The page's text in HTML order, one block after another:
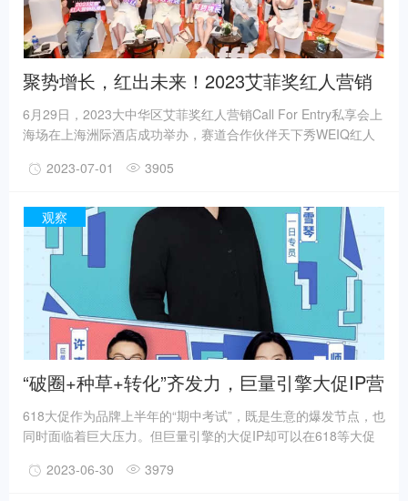
聚势增长，红出未来！2023艾菲奖红人营销
Call For Entry私享会上海场成功举办!
6月29日，2023大中华区艾菲奖红人营销Call For Entry私享会上
海场在上海洲际酒店成功举办，赛道合作伙伴天下秀WEIQ红人
续了广州场对于红人经济发展前景以及破圈之道的行业分享、
进行了深度分析，帮助报赛单位更好地理解金奖案例的实效法
则，反推自身，窥见新经济模式下的营销之道。
2023-07-01 3905
观察
“破圈+种草+转化”齐发力，巨量引擎大促IP营
销展示品效销进阶玩法
618大促作为品牌上半年的“期中考试”，既是生意的爆发节点，也
同时面临着巨大压力。但巨量引擎的大促IP却可以在618等大促
擎打造的大促IP「抖音奇妙派对」，就通过“破圈强-种草快-短链
2023-06-30 3979